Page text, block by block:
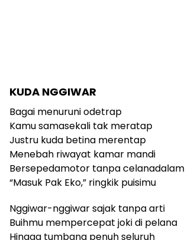
KUDA NGGIWAR
Bagai menuruni odetrap
Kamu samasekali tak meratap
Justru kuda betina merentap
Menebah riwayat kamar mandi
Bersepedamotor tanpa celanadalam
“Masuk Pak Eko,” ringkik puisimu
Nggiwar-nggiwar sajak tanpa arti
Buihmu mempercepat joki di pelana
Hingga tumbang penuh seluruh